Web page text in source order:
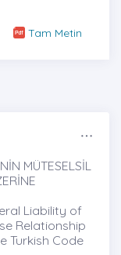
Tam Metin
MÜTESELSİL
Liability of
Relationship
Turkish Code